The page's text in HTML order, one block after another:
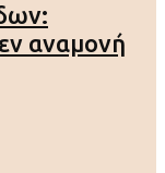
αναμονή